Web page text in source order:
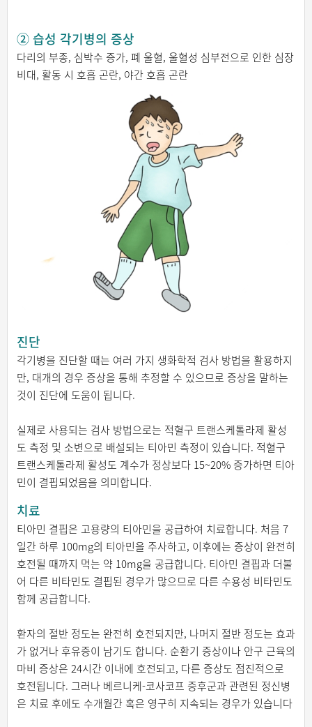
② 습성 각기병의 증상
다리의 부종, 심박수 증가, 폐 울혈, 울혈성 심부전으로 인한 심장
비대, 활동 시 호흡 곤란, 야간 호흡 곤란
진단
각기병을 진단할 때는 여러 가지 생화학적 검사 방법을 활용하지
만, 대개의 경우 증상을 통해 추정할 수 있으므로 증상을 말하는
것이 진단에 도움이 됩니다.
실제로 사용되는 검사 방법으로는 적혈구 트랜스케톨라제 활성
도 측정 및 소변으로 배설되는 티아민 측정이 있습니다. 적혈구
트랜스케톨라제 활성도 계수가 정상보다 15~20% 증가하면 티아
민이 결핍되었음을 의미합니다.
치료
티아민 결핍은 고용량의 티아민을 공급하여 치료합니다. 처음 7
일간 하루 100mg의 티아민을 주사하고, 이후에는 증상이 완전히
호전될 때까지 먹는 약 10mg을 공급합니다. 티아민 결핍과 더불
어 다른 비타민도 결핍된 경우가 많으므로 다른 수용성 비타민도
함께 공급합니다.
환자의 절반 정도는 완전히 호전되지만, 나머지 절반 정도는 효과
가 없거나 후유증이 남기도 합니다. 순환기 증상이나 안구 근육의
마비 증상은 24시간 이내에 호전되고, 다른 증상도 점진적으로
호전됩니다. 그러나 베르니케-코사코프 증후군과 관련된 정신병
은 치료 후에도 수개월간 혹은 영구히 지속되는 경우가 있습니다